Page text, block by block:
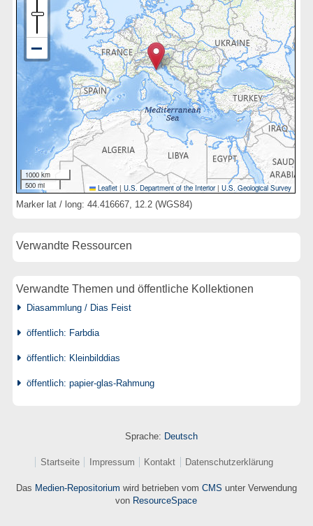
1000 km
500 mi
Leaflet | U.S. Department of the Interior|U.S. Geological Survey
Marker lat / long: 44.416667, 12.2 (WGS84)
Verwandte Ressourcen
Verwandte Themen und öffentliche Kollektionen
Diasammlung / Dias Feist
öffentlich: Farbdia
öffentlich: Kleinbilddias
öffentlich: papier-glas-Rahmung
Sprache: Deutsch
Startseite Impressum Kontakt Datenschutzerklärung
Das Medien-Repositorium wird betrieben vom CMS unter Verwendung
von ResourceSpace